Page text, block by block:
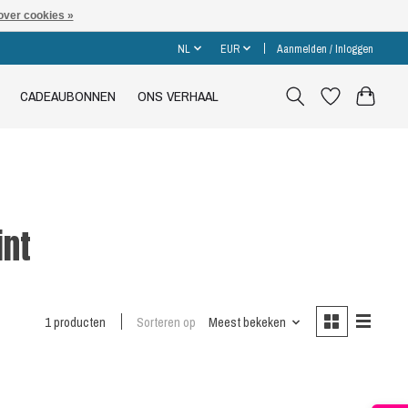
NL EUR Aanmelden / Inloggen
CADEAUBONNEN ONS VERHAAL
1 producten Sorteren op Meest bekeken
cookies »